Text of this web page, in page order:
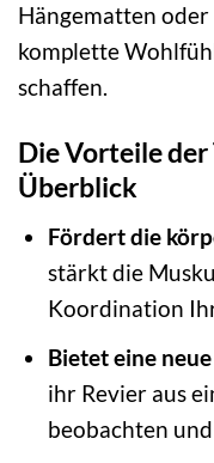
Hängematten
komplette
schaffen.
Die Vorteile
Überblick
Fördert die
stärkt die
Koordination
Bietet eine
ihr Revier aus
beobachten